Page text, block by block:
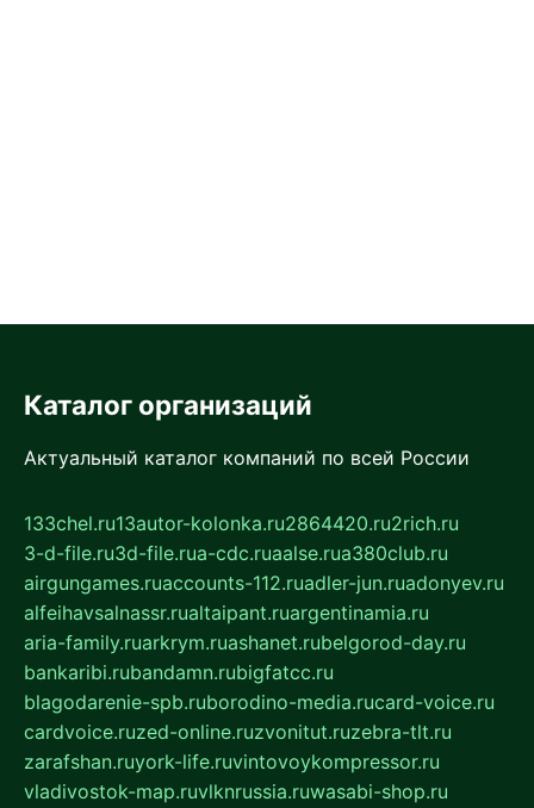
Каталог организаций
Актуальный каталог компаний по всей России
133chel.ru13autor-kolonka.ru2864420.ru2rich.ru
3-d-file.ru3d-file.rua-cdc.ruaalse.rua380club.ru
airgungames.ruaccounts-112.ruadler-jun.ruadonyev.ru
alfeihavsalnassr.rualtaipant.ruargentinamia.ru
aria-family.ruarkrym.ruashanet.rubelgorod-day.ru
bankaribi.rubandamn.rubigfatcc.ru
blagodarenie-spb.ruborodino-media.rucard-voice.ru
cardvoice.ruzed-online.ruzvonitut.ruzebra-tlt.ru
zarafshan.ruyork-life.ruvintovoykompressor.ru
vladivostok-map.ruvlknrussia.ruwasabi-shop.ru